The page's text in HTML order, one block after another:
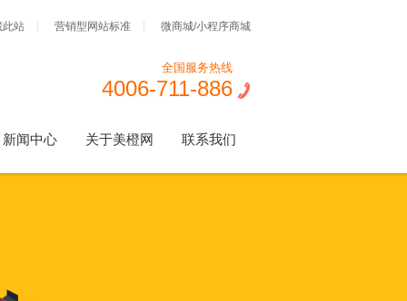
此站 营销型网站标准 微商城/小程序商城
全国服务热线
4006-711-886
新闻中心 关于美橙网 联系我们